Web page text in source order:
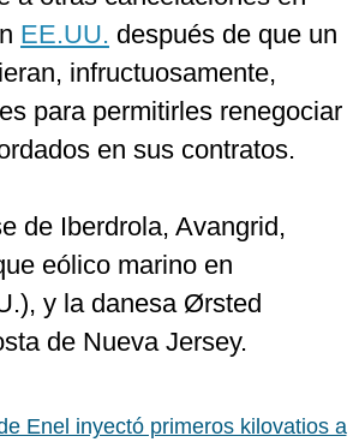
EE.UU. después de que un
infructuosamente,
para permitirles renegociar
en sus contratos.
de Iberdrola, Avangrid,
eólico marino en
y la danesa Ørsted
de Nueva Jersey.
Enel inyectó primeros kilovatios a